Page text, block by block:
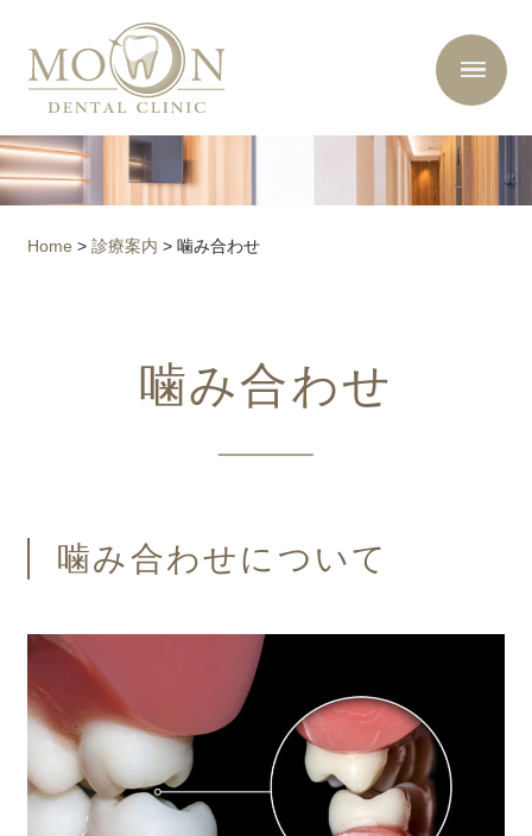
Home > 診療案内 > 噛み合わせ
噛み合わせ
噛み合わせについて